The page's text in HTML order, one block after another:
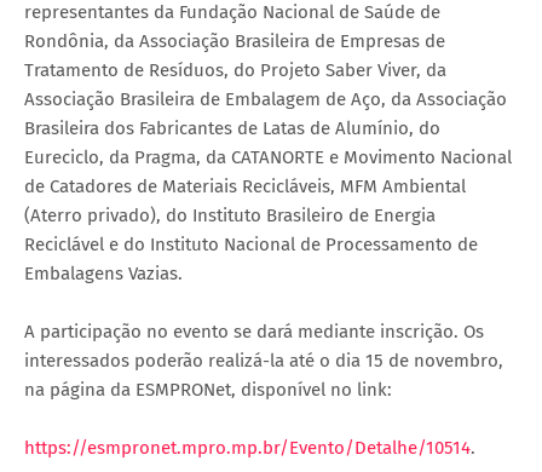
representantes da Fundação Nacional de Saúde de
Rondônia, da Associação Brasileira de Empresas de
Tratamento de Resíduos, do Projeto Saber Viver, da
Associação Brasileira de Embalagem de Aço, da Associação
Brasileira dos Fabricantes de Latas de Alumínio, do
Eureciclo, da Pragma, da CATANORTE e Movimento Nacional
de Catadores de Materiais Recicláveis, MFM Ambiental
(Aterro privado), do Instituto Brasileiro de Energia
Reciclável e do Instituto Nacional de Processamento de
Embalagens Vazias.
A participação no evento se dará mediante inscrição. Os
interessados poderão realizá-la até o dia 15 de novembro,
na página da ESMPRONet, disponível no link:
https://esmpronet.mpro.mp.br/Evento/Detalhe/10514.